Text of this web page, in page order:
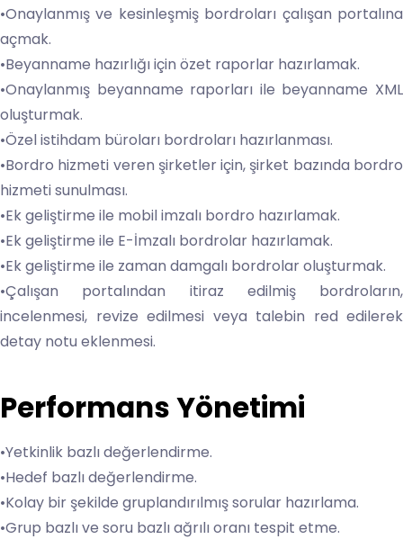
•Onaylanmış ve kesinleşmiş bordroları çalışan portalına
açmak.
•Beyanname hazırlığı için özet raporlar hazırlamak.
•Onaylanmış beyanname raporları ile beyanname XML
oluşturmak.
•Özel istihdam büroları bordroları hazırlanması.
•Bordro hizmeti veren şirketler için, şirket bazında bordro
hizmeti sunulması.
•Ek geliştirme ile mobil imzalı bordro hazırlamak.
•Ek geliştirme ile E-İmzalı bordrolar hazırlamak.
•Ek geliştirme ile zaman damgalı bordrolar oluşturmak.
•Çalışan portalından itiraz edilmiş bordroların,
incelenmesi, revize edilmesi veya talebin red edilerek
detay notu eklenmesi.
Performans Yönetimi
•Yetkinlik bazlı değerlendirme.
•Hedef bazlı değerlendirme.
•Kolay bir şekilde gruplandırılmış sorular hazırlama.
•Grup bazlı ve soru bazlı ağrılı oranı tespit etme.